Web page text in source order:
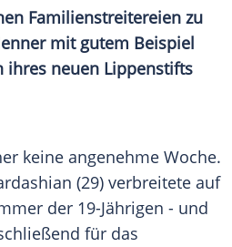
Familienstreitereien zu
mit gutem Beispiel
ihres neuen Lippenstifts
keine angenehme Woche.
(29) verbreitete auf
der 19-Jährigen - und
für das